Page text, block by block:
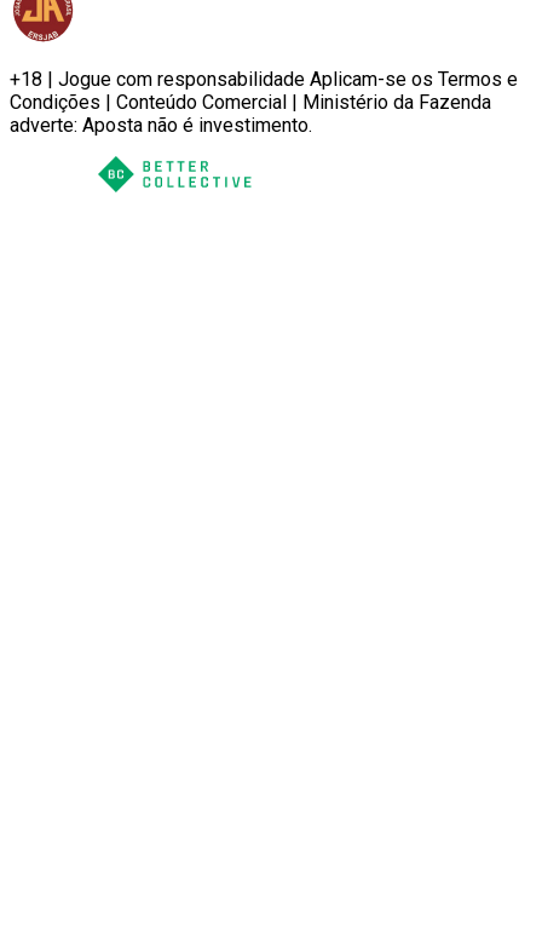
+18 | Jogue com responsabilidade Aplicam-se os Termos e
Condições | Conteúdo Comercial | Ministério da Fazenda
adverte: Aposta não é investimento.